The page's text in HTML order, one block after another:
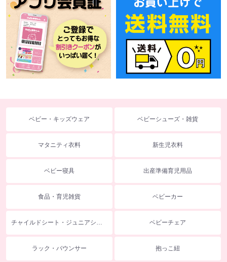
ベビー・キッズウェア ベビーシューズ・雑貨
マタニティ衣料 新生児衣料
ベビー寝具 出産準備育児用品
食品・育児雑貨 ベビーカー
ベビーチェア
ラック・バウンサー 抱っこ紐